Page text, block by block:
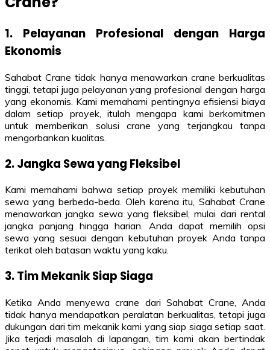
1. Pelayanan Profesional dengan Harga
Ekonomis
Sahabat Crane tidak hanya menawarkan crane berkualitas
tinggi, tetapi juga pelayanan yang profesional dengan harga
yang ekonomis. Kami memahami pentingnya efisiensi biaya
dalam setiap proyek, itulah mengapa kami berkomitmen
untuk memberikan solusi crane yang terjangkau tanpa
mengorbankan kualitas.
2. Jangka Sewa yang Fleksibel
Kami memahami bahwa setiap proyek memiliki kebutuhan
sewa yang berbeda-beda. Oleh karena itu, Sahabat Crane
menawarkan jangka sewa yang fleksibel, mulai dari rental
jangka panjang hingga harian. Anda dapat memilih opsi
sewa yang sesuai dengan kebutuhan proyek Anda tanpa
terikat oleh batasan waktu yang kaku.
3. Tim Mekanik Siap Siaga
Ketika Anda menyewa crane dari Sahabat Crane, Anda
tidak hanya mendapatkan peralatan berkualitas, tetapi juga
dukungan dari tim mekanik kami yang siap siaga setiap saat.
Jika terjadi masalah di lapangan, tim kami akan bertindak